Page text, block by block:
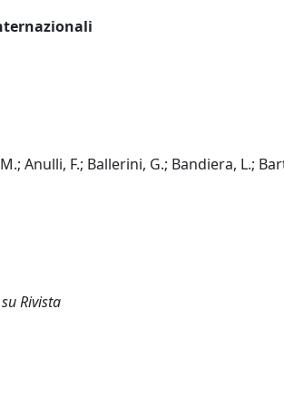
Anulli, F.; Ballerini, G.; Bandiera, L.;
Rivista